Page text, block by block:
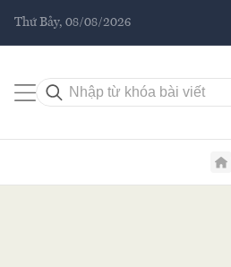
Thứ Bảy, 08/08/2026